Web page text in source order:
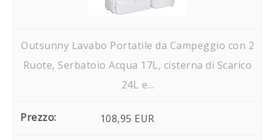
Outsunny Lavabo Portatile da Campeggio con 2
Ruote, Serbatoio Acqua 17L, cisterna di Scarico
24L e...
108,95 EUR